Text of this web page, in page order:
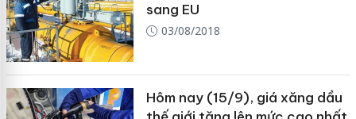
sang EU
03/08/2018
Hôm nay (15/9), giá xăng dầu